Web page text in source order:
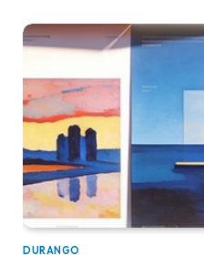
DURANGO